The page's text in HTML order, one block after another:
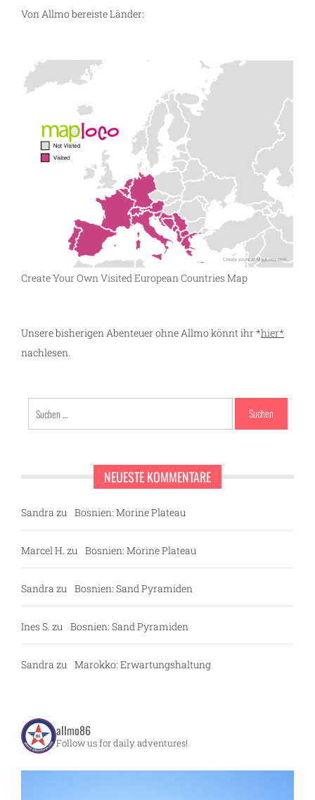
Von Allmo bereiste Länder:
Create Your Own Visited European Countries Map
Unsere bisherigen Abenteuer ohne Allmo könnt ihr *hier*
nachlesen.
nach:
NEUESTE KOMMENTARE
Sandra zu Bosnien: Morine Plateau
Marcel H. zu Bosnien: Morine Plateau
Sandra zu Bosnien: Sand Pyramiden
Ines S. zu Bosnien: Sand Pyramiden
Sandra zu Marokko: Erwartungshaltung
allmo86
Follow us for daily adventures!